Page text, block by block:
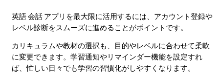
英語 会話 アプリを最大限に活用するには、アカウント登録や
レベル診断をスムーズに進めることがポイントです。
カリキュラムや教材の選択も、目的やレベルに合わせて柔軟
に変更できます。学習通知やリマインダー機能を設定すれ
ば、忙しい日々でも学習の習慣化がしやすくなります。